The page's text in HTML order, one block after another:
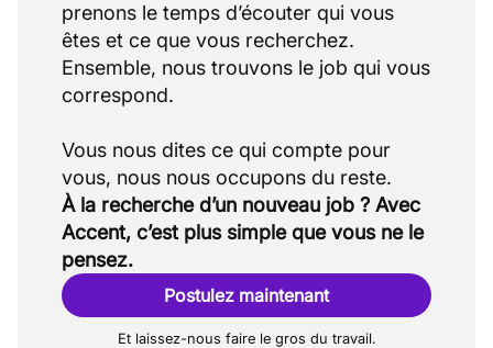
prenons le temps d’écouter qui vous
êtes et ce que vous recherchez.
Ensemble, nous trouvons le job qui vous
correspond.
Vous nous dites ce qui compte pour
À la recherche d’un nouveau job ? Avec
Accent, c’est plus simple que vous ne le
pensez.
Postulez maintenant
Et laissez-nous faire le gros du travail.